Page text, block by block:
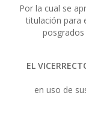
Por la cual se
titulación para
EL
en uso de